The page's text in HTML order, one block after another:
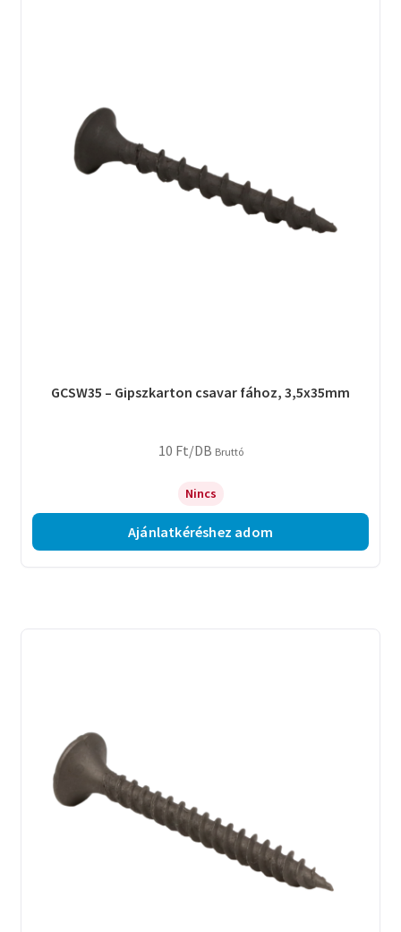
GCSW35 – Gipszkarton csavar fához, 3,5x35mm
10 Ft/DB Bruttó
Nincs
Ajánlatkéréshez adom